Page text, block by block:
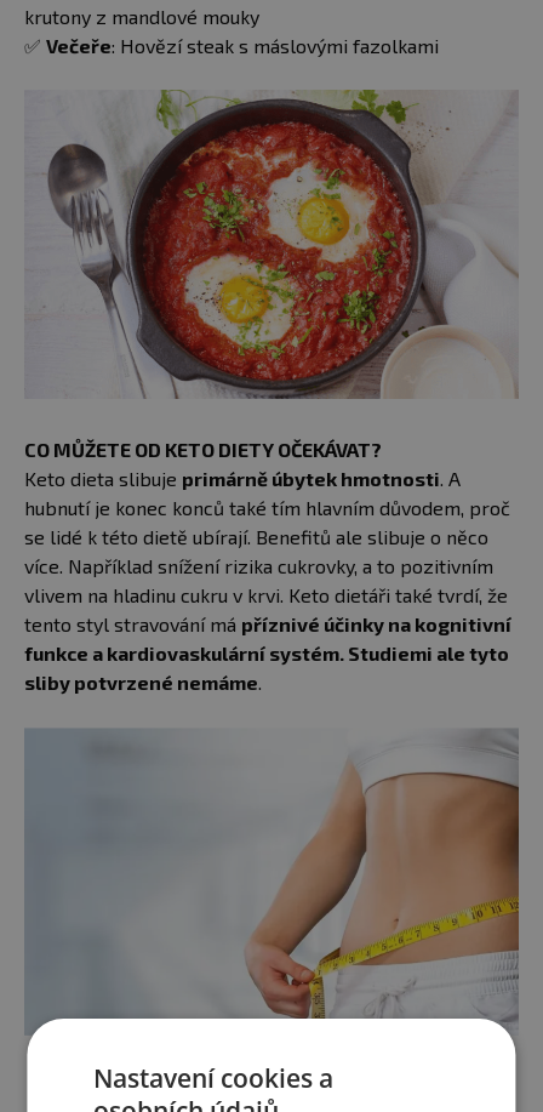
krutony z mandlové mouky
✅ Večeře: Hovězí steak s máslovými fazolkami
CO MŮŽETE OD KETO DIETY OČEKÁVAT?
Keto dieta slibuje primárně úbytek hmotnosti. A
hubnutí je konec konců také tím hlavním důvodem, proč
se lidé k této dietě ubírají. Benefitů ale slibuje o něco
více. Například snížení rizika cukrovky, a to pozitivním
vlivem na hladinu cukru v krvi. Keto dietáři také tvrdí, že
tento styl stravování má příznivé účinky na kognitivní
funkce a kardiovaskulární systém. Studiemi ale tyto
sliby potvrzené nemáme.
Nastavení cookies a